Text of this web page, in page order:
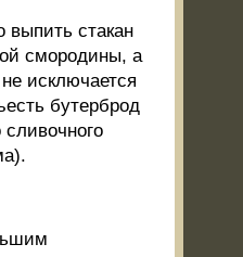
выпить стакан
смородины, а
исключается
бутерброд